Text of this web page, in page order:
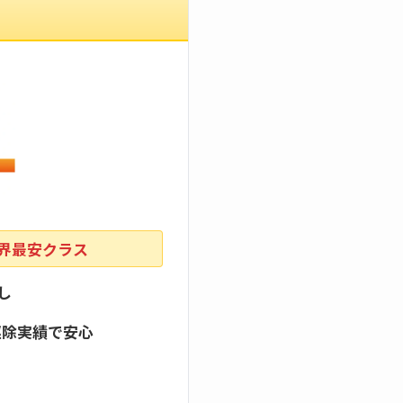
最安クラス
実績で安心